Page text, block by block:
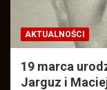
AKTUALNOŚCI
19 marca
Jarguz i